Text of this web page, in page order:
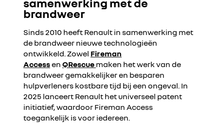
brandweer
Sinds 2010 heeft Renault in samenwerking met
de brandweer nieuwe technologieën
ontwikkeld. Zowel Fireman
Accessen QRescue maken het werk van de
brandweer gemakkelijker en besparen
hulpverleners kostbare tijd bij een ongeval. In
2025 lanceert Renault het universeel patent
initiatief, waardoor Fireman Access
toegankelijk is voor iedereen.